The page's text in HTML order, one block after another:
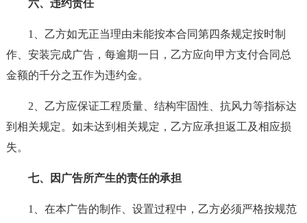
六、违约责任
1、乙方如无正当理由未能按本合同第四条规定按时制
作、安装完成广告，每逾期一日，乙方应向甲方支付合同总
金额的千分之五作为违约金。
2、乙方应保证工程质量、结构牢固性、抗风力等指标达
到相关规定。如未达到相关规定，乙方应承担返工及相应损
失。
七、因广告所产生的责任的承担
1、在本广告的制作、设置过程中，乙方必须严格按规范